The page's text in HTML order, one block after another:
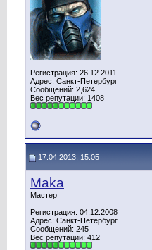
Регистрация: 26.12.2011
Адрес: Санкт-Петербург
Сообщений: 2,624
Вес репутации: 1408
17.04.2013, 15:05
Maka
Мастер
Регистрация: 04.12.2008
Адрес: Санкт-Петербург
Сообщений: 245
Вес репутации: 412